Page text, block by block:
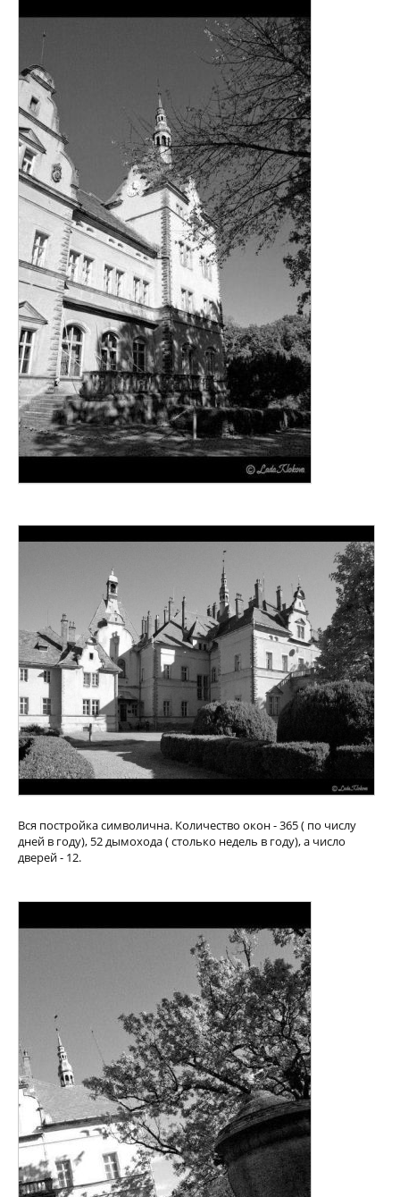
Вся постройка символична. Количество окон - 365 ( по числу
дней в году), 52 дымохода ( столько недель в году), а число
дверей - 12.